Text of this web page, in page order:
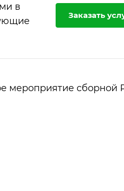
в
Заказать
мероприятие сборной